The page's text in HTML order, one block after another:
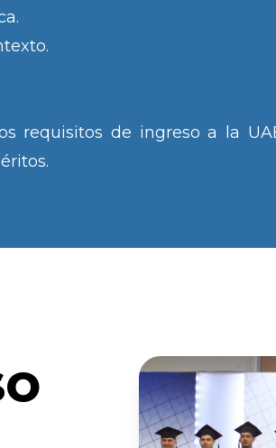
requisitos de ingreso a la